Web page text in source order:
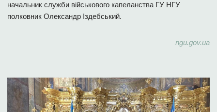
начальник служби військового капеланства ГУ НГУ
полковник Олександр Іздебський.
ngu.gov.ua